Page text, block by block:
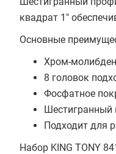
квадрат 1"
Основные
Хром-
8 головок
Фосфатное
Шестигранный
Подходит для
Набор KING TONY